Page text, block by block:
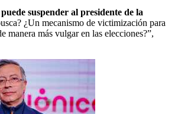
suspender al presidente de la
¿Un mecanismo de victimización para
manera más vulgar en las elecciones?”,